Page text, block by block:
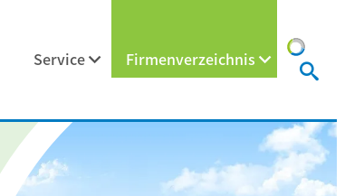
Service Firmenverzeichnis